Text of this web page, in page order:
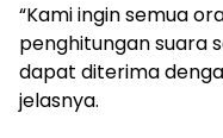
“Kami ingin semua
penghitungan suara
dapat diterima
jelasnya.